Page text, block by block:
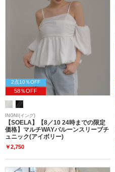
2点10％OFF
58％OFF
INGNI(イング)
【SOELA】【8／10 24時までの限定
価格】マルチWAYバルーンスリーブチ
ュニック(アイボリー)
￥2,750